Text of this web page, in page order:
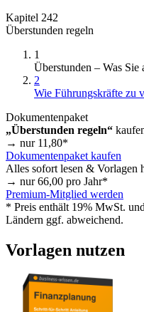
Kapitel 242
Überstunden regeln
1
Überstunden – Was Sie
2
Wie Führungskräfte zu
Dokumentenpaket
„Überstunden regeln“
→ nur 11,80*
Dokumentenpaket kaufen
Alles sofort lesen & Vorlagen
→ nur66,00 pro Jahr*
Premium-Mitglied werden
* Preis enthält 19% MwSt.
Ländern ggf. abweichend.
Vorlagen nutzen